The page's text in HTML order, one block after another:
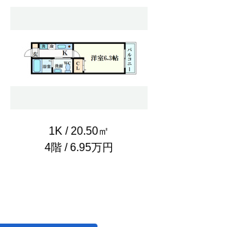
1K / 20.50㎡
4階 / 6.95万円